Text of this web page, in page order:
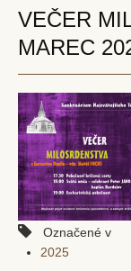
VEČER
MAREC
Označené v
2025